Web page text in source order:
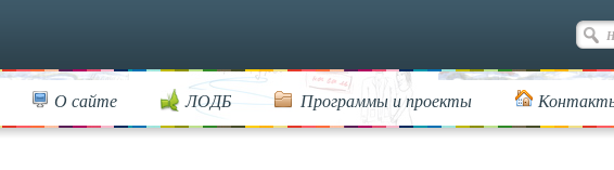
О сайте ЛОДБ Программы и проекты